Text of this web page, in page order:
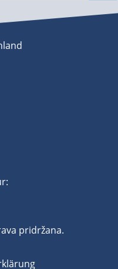
pridržana.